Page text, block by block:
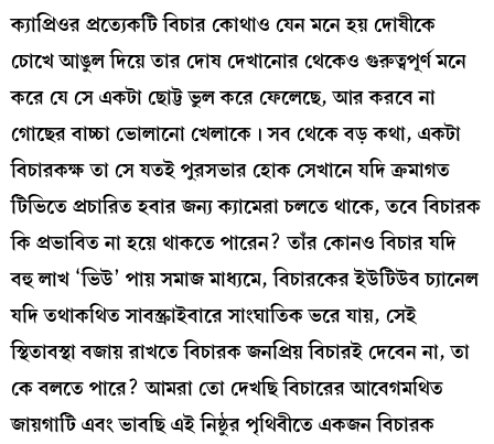
ক্যাপ্রিওর প্রত্যেকটি বিচার কোথাও যেন মনে হয় দোষীকে
চোখে আঙুল দিয়ে তার দোষ দেখানোর থেকেও গুরুত্বপূর্ণ মনে
করে যে সে একটা ছোট্ট ভুল করে ফেলেছে, আর করবে না
গোছের বাচ্চা ভোলানো খেলাকে। সব থেকে বড় কথা, একটা
বিচারকক্ষ তা সে যতই পুরসভার হোক সেখানে যদি ক্রমাগত
টিভিতে প্রচারিত হবার জন্য ক্যামেরা চলতে থাকে, তবে বিচারক
কি প্রভাবিত না হয়ে থাকতে পারেন? তাঁর কোনও বিচার যদি
বহু লাখ ‘ভিউ’ পায় সমাজ মাধ্যমে, বিচারকের ইউটিউব চ্যানেল
যদি তথাকথিত সাবস্ক্রাইবারে সাংঘাতিক ভরে যায়, সেই
স্থিতাবস্থা বজায় রাখতে বিচারক জনপ্রিয় বিচারই দেবেন না, তা
কে বলতে পারে? আমরা তো দেখছি বিচারের আবেগমথিত
জায়গাটি এবং ভাবছি এই নিষ্ঠুর পৃথিবীতে একজন বিচারক